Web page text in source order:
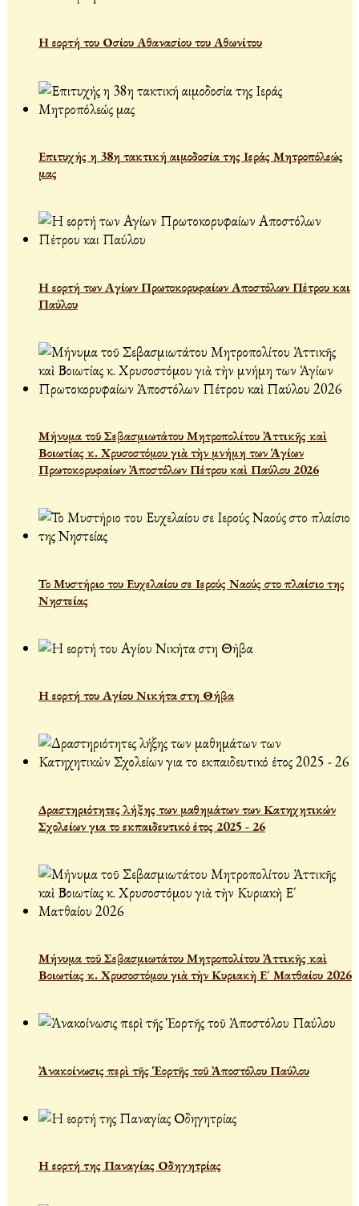
Η εορτή του Οσίου Αθανασίου του Αθωνίτου
Επιτυχής η 38η τακτική αιμοδοσία της Ιεράς Μητροπόλεώς
μας
Η εορτή των Αγίων Πρωτοκορυφαίων Αποστόλων Πέτρου και
Παύλου
Μήνυμα τοῦ Σεβασμιωτάτου Μητροπολίτου Ἀττικῆς καὶ
Βοιωτίας κ. Χρυσοστόμου γιὰ τὴν μνήμη των Ἁγίων
Πρωτοκορυφαίων Ἀποστόλων Πέτρου καὶ Παύλου 2026
Το Μυστήριο του Ευχελαίου σε Ιερούς Ναούς στο πλαίσιο της
Νηστείας
Η εορτή του Αγίου Νικήτα στη Θήβα
Δραστηριότητες λήξης των μαθημάτων των Κατηχητικών
Σχολείων για το εκπαιδευτικό έτος 2025 - 26
Μήνυμα τοῦ Σεβασμιωτάτου Μητροπολίτου Ἀττικῆς καὶ
Βοιωτίας κ. Χρυσοστόμου γιὰ τὴν Κυριακὴ Ε´ Ματθαίου 2026
Ἀνακοίνωσις περὶ τῆς Ἑορτῆς τοῦ Ἀποστόλου Παύλου
Η εορτή της Παναγίας Οδηγητρίας